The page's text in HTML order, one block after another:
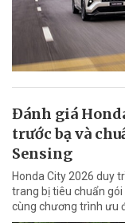
Đánh giá
trước bạ và
Sensing
Honda City 2026 duy
trang bị tiêu chuẩn
cùng chương trình ưu